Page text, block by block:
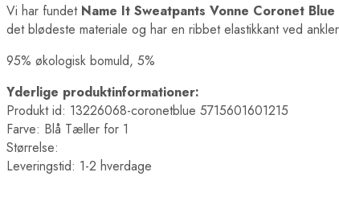
Vi har fundet Name It Sweatpants Vonne Coronet Blue
det blødeste materiale og har en ribbet elastikkant ved
95% økologisk bomuld, 5%
Yderlige produktinformationer:
Produkt id: 13226068-coronetblue 5715601601215
Farve: Blå Tæller for 1
Størrelse:
Leveringstid: 1-2 hverdage